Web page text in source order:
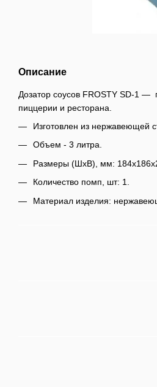
Описание
Дозатор соусов FROSTY SD-1 —
пиццерии и ресторана.
Изготовлен из нержавеющей
Объем - 3 литра.
Размеры (ШхВ), мм:
Количество помп, шт: 1.
Материал изделия: